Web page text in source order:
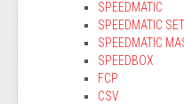
SPEEDMATIC
SPEEDMATIC
SPEEDMATIC
SPEEDBOX
FCP
CSV